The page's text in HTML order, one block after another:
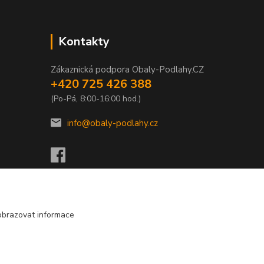
Kontakty
Zákaznická podpora Obaly-Podlahy.CZ
+420 725 426 388
(Po-Pá, 8:00-16:00 hod.)
info@obaly-podlahy.cz
informace